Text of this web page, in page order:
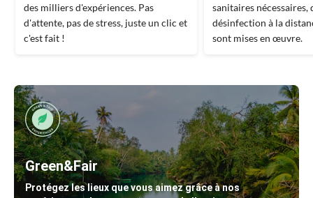
des milliers d'expériences. Pas
d'attente, pas de stress, juste un clic et
c'est fait !
sanitaires nécessaires,
désinfection à la
sont mises en œuvre.
Green&Fair
Protégez les lieux que vous aimez grâce à nos